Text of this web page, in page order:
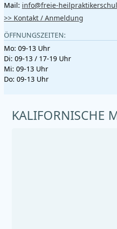
Mail: info@freie-
>> Kontakt / Anmeldung
ÖFFNUNGSZEITEN:
Mo: 09-13 Uhr
Di: 09-13 / 17-19 Uhr
Mi: 09-13 Uhr
Do: 09-13 Uhr
KALIFORNISCHE